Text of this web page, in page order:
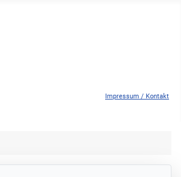
Impressum / Kontakt